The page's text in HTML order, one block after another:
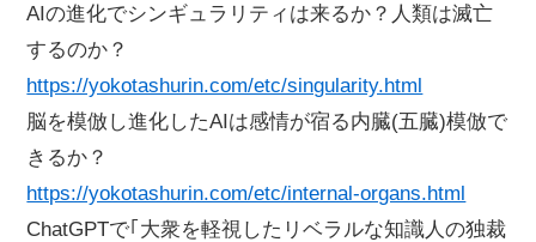
AIの進化でシンギュラリティは来るか？人類は滅亡
するのか？
https://yokotashurin.com/etc/singularity.html
脳を模倣し進化したAIは感情が宿る内臓(五臓)模倣で
きるか？
https://yokotashurin.com/etc/internal-organs.html
ChatGPTで｢大衆を軽視したリベラルな知識人の独裁